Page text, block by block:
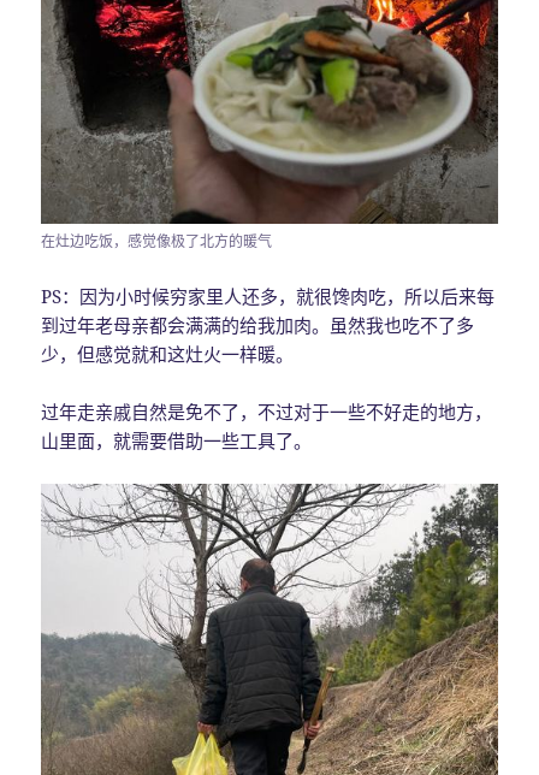
在灶边吃饭，感觉像极了北方的暖气
PS：因为小时候穷家里人还多，就很馋肉吃，所以后来每
到过年老母亲都会满满的给我加肉。虽然我也吃不了多
少，但感觉就和这灶火一样暖。
过年走亲戚自然是免不了，不过对于一些不好走的地方，
山里面，就需要借助一些工具了。